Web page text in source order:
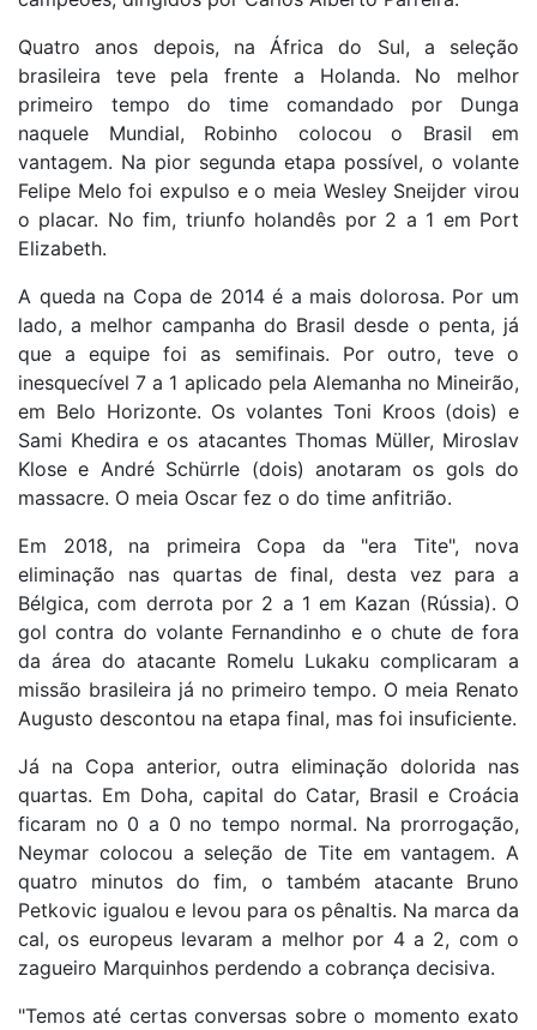
Quatro anos depois, na África do Sul, a seleção
brasileira teve pela frente a Holanda. No melhor
primeiro tempo do time comandado por Dunga
naquele Mundial, Robinho colocou o Brasil em
vantagem. Na pior segunda etapa possível, o volante
Felipe Melo foi expulso e o meia Wesley Sneijder virou
o placar. No fim, triunfo holandês por 2 a 1 em Port
Elizabeth.
A queda na Copa de 2014 é a mais dolorosa. Por um
lado, a melhor campanha do Brasil desde o penta, já
que a equipe foi as semifinais. Por outro, teve o
inesquecível 7 a 1 aplicado pela Alemanha no Mineirão,
em Belo Horizonte. Os volantes Toni Kroos (dois) e
Sami Khedira e os atacantes Thomas Müller, Miroslav
Klose e André Schürrle (dois) anotaram os gols do
massacre. O meia Oscar fez o do time anfitrião.
Em 2018, na primeira Copa da "era Tite", nova
eliminação nas quartas de final, desta vez para a
Bélgica, com derrota por 2 a 1 em Kazan (Rússia). O
gol contra do volante Fernandinho e o chute de fora
da área do atacante Romelu Lukaku complicaram a
missão brasileira já no primeiro tempo. O meia Renato
Augusto descontou na etapa final, mas foi insuficiente.
Já na Copa anterior, outra eliminação dolorida nas
quartas. Em Doha, capital do Catar, Brasil e Croácia
ficaram no 0 a 0 no tempo normal. Na prorrogação,
Neymar colocou a seleção de Tite em vantagem. A
quatro minutos do fim, o também atacante Bruno
Petkovic igualou e levou para os pênaltis. Na marca da
cal, os europeus levaram a melhor por 4 a 2, com o
zagueiro Marquinhos perdendo a cobrança decisiva.
"Temos até certas conversas sobre o momento exato